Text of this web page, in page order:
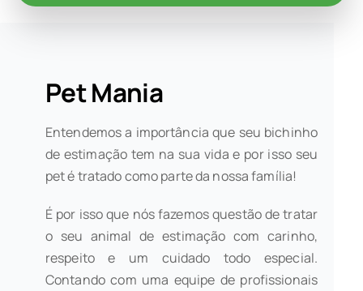
Pet Mania
Entendemos a importância que seu bichinho
de estimação tem na sua vida e por isso seu
pet é tratado como parte da nossa família!
É por isso que nós fazemos questão de tratar
o seu animal de estimação com carinho,
respeito e um cuidado todo especial.
Contando com uma equipe de profissionais